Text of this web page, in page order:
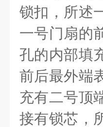
锁扣，所述
一号门扇的
孔的内部填
前后最外端
充有二号顶
接有锁芯，